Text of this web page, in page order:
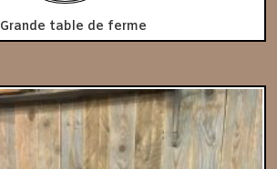
Grande table de ferme